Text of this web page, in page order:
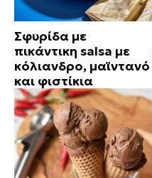
Σφυρίδα με
πικάντικη salsa με
κόλιανδρο, μαϊντανό
και φιστίκια